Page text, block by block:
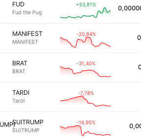
FUD
Fud the Pug
+53,81%
MANIFEST
MANIFEST
-20,84%
BRAT
BRAT
-31,40%
TARDI
Tardi
-7,78%
SUITRUMP
SUITRUMP
-16,95%